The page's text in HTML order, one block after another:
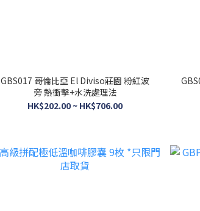
GBS017 哥倫比亞 El Diviso莊園 粉紅波
旁 熱衝擊+水洗處理法
HK$202.00 ~ HK$706.00